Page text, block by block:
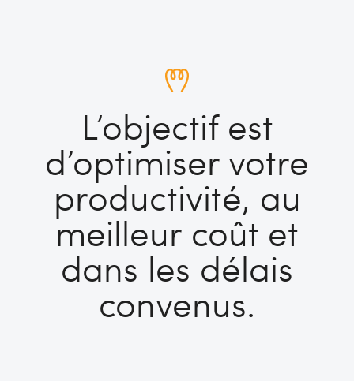
L’objectif est
d’optimiser votre
productivité, au
meilleur coût et
dans les délais
convenus.